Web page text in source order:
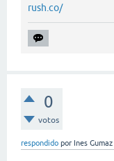
rush.co/
0
votos
respondido por Ines Gumaz